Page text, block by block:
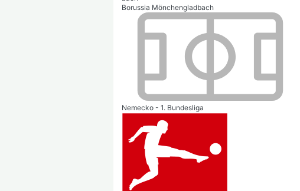
Borussia Mönchengladbach
Nemecko - 1. Bundesliga